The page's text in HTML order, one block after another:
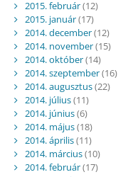
2015. február(12)
2015. január(17)
2014. december(12)
2014. november(15)
2014. október(14)
2014. szeptember(16)
2014. augusztus(22)
2014. július(11)
2014. június(6)
2014. május(18)
2014. április(11)
2014. március(10)
2014. február(17)